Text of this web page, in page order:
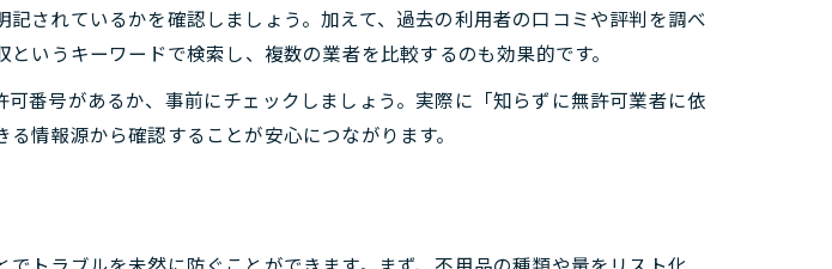
求を防ぐための注意点
るポイントと確認事項
回収トラブル回避策
収業者選びのコツ
を徹底解説
ービスに潜むリスク
されているかを確認しましょう。加えて、過去の利用者の口コミや評判を調べ
いうキーワードで検索し、複数の業者を比較するのも効果的です。
番号があるか、事前にチェックしましょう。実際に「知らずに無許可業者に依
情報源から確認することが安心につながります。